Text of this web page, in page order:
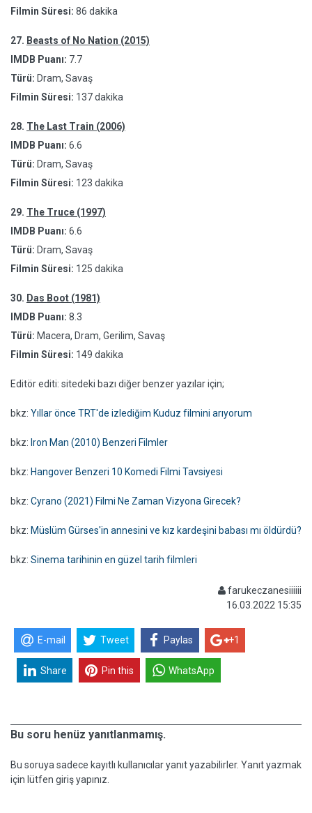
Filmin Süresi: 86 dakika
27. Beasts of No Nation (2015)
IMDB Puanı: 7.7
Türü: Dram, Savaş
Filmin Süresi: 137 dakika
28. The Last Train (2006)
IMDB Puanı: 6.6
Türü: Dram, Savaş
Filmin Süresi: 123 dakika
29. The Truce (1997)
IMDB Puanı: 6.6
Türü: Dram, Savaş
Filmin Süresi: 125 dakika
30. Das Boot (1981)
IMDB Puanı: 8.3
Türü: Macera, Dram, Gerilim, Savaş
Filmin Süresi: 149 dakika
Editör editi: sitedeki bazı diğer benzer yazılar için;
bkz: Yıllar önce TRT'de izlediğim Kuduz filmini arıyorum
bkz: Iron Man (2010) Benzeri Filmler
bkz: Hangover Benzeri 10 Komedi Filmi Tavsiyesi
bkz: Cyrano (2021) Filmi Ne Zaman Vizyona Girecek?
bkz: Müslüm Gürses'in annesini ve kız kardeşini babası mı öldürdü?
bkz: Sinema tarihinin en güzel tarih filmleri
farukeczanesiiiiii
16.03.2022 15:35
E-mail Tweet Paylas +1
Share Pin this WhatsApp
Bu soru henüz yanıtlanmamış.
Bu soruya sadece kayıtlı kullanıcılar yanıt yazabilirler. Yanıt yazmak
için lütfen giriş yapınız.